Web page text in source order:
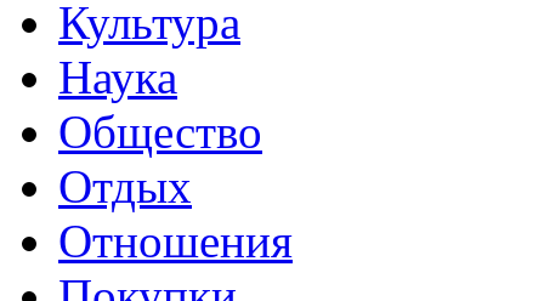
Культура
Наука
Общество
Отдых
Отношения